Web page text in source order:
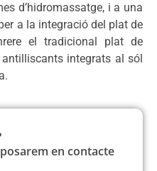
d’hidromassatge, i a una
a la integració del plat de
el tradicional plat de
integrats al sól
en contacte